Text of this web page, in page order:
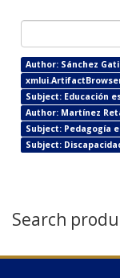
Author: Sánchez
Subject: Educación
Author: Martínez
Subject: Pedagogía
Subject:
Search